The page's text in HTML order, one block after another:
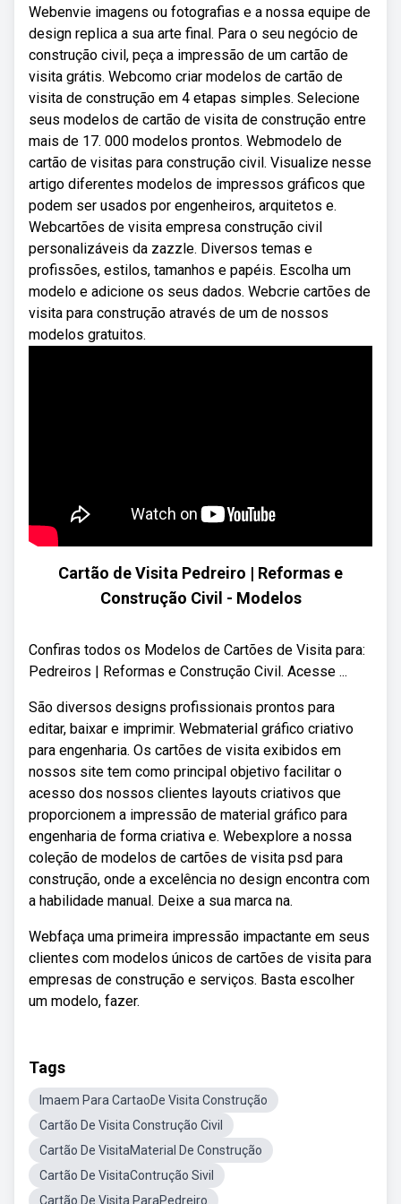
Webenvie imagens ou fotografias e a nossa equipe de
design replica a sua arte final. Para o seu negócio de
construção civil, peça a impressão de um cartão de
visita grátis. Webcomo criar modelos de cartão de
visita de construção em 4 etapas simples. Selecione
seus modelos de cartão de visita de construção entre
mais de 17. 000 modelos prontos. Webmodelo de
cartão de visitas para construção civil. Visualize nesse
artigo diferentes modelos de impressos gráficos que
podem ser usados por engenheiros, arquitetos e.
Webcartões de visita empresa construção civil
personalizáveis da zazzle. Diversos temas e
profissões, estilos, tamanhos e papéis. Escolha um
modelo e adicione os seus dados. Webcrie cartões de
visita para construção através de um de nossos
modelos gratuitos.
Cartão de Visita Pedreiro | Reformas e
Construção Civil - Modelos
Confiras todos os Modelos de Cartões de Visita para:
Pedreiros | Reformas e Construção Civil. Acesse ...
São diversos designs profissionais prontos para
editar, baixar e imprimir. Webmaterial gráfico criativo
para engenharia. Os cartões de visita exibidos em
nossos site tem como principal objetivo facilitar o
acesso dos nossos clientes layouts criativos que
proporcionem a impressão de material gráfico para
engenharia de forma criativa e. Webexplore a nossa
coleção de modelos de cartões de visita psd para
construção, onde a excelência no design encontra com
a habilidade manual. Deixe a sua marca na.
Webfaça uma primeira impressão impactante em seus
clientes com modelos únicos de cartões de visita para
empresas de construção e serviços. Basta escolher
um modelo, fazer.
Tags
Imaem Para CartaoDe Visita Construção
Cartão De Visita Construção Civil
Cartão De VisitaMaterial De Construção
Cartão De VisitaContrução Sivil
Cartão De Visita ParaPedreiro